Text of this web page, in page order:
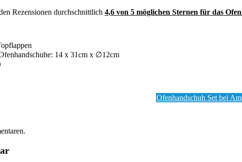
Rezensionen durchschnittlich 4,6 von 5 möglichen Sternen für das
14 x 31cm x ∅12cm
Ofenhandschuh Set bei